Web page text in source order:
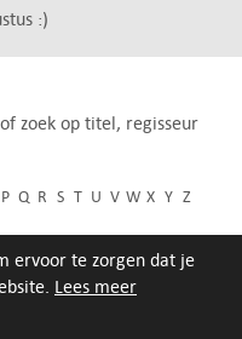
ervoor te zorgen dat je
Lees meer
:)
zoek op titel, regisseur
P Q R S T U V W X Y Z